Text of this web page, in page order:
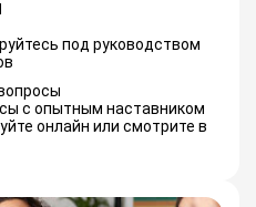
под руководством
с опытным наставником
онлайн или смотрите в